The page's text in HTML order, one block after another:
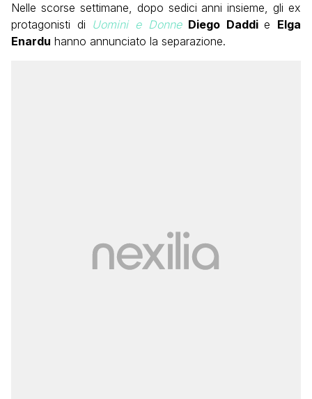
Nelle scorse settimane, dopo sedici anni insieme, gli ex
protagonisti di Uomini e Donne Diego Daddie Elga
Enardu hanno annunciato la separazione.